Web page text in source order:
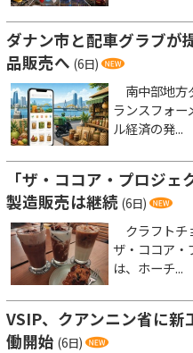
ダナン市と配車グラブが
品販売へ (6日)
南中部地方
ランスフォー
ル経済の発...
「ザ・ココア・プロジ
製造販売は継続 (6日)
クラフトチ
ザ・ココア
は、ホーチ...
VSIP、クアンニン省に
働開始 (6日)